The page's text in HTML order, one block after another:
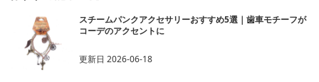
更新日2026-06-18
ーチャーなトップス